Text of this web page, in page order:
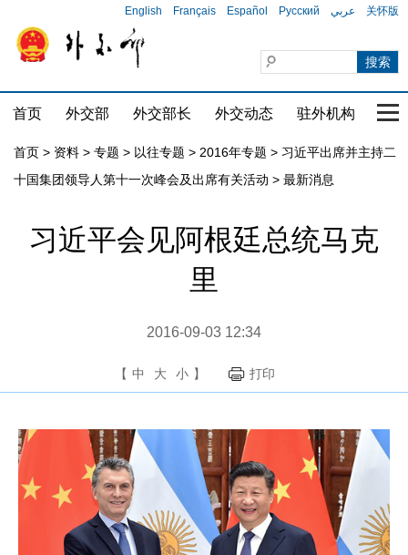
English Français Español Русский عربي 关怀版
首页 外交部 外交部长 外交动态 驻外机构 国
首页 > 资料 > 专题 > 以往专题 > 2016年专题 > 习近平出席并主持二
十国集团领导人第十一次峰会及出席有关活动 > 最新消息
习近平会见阿根廷总统马克
里
2016-09-03 12:34
【 中 大 小 】 打印